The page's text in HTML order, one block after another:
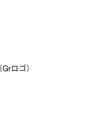
ロゴ）